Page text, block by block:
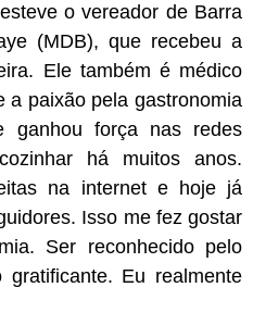
o vereador de Barra
(MDB), que recebeu a
Ele também é médico
a paixão pela gastronomia
ganhou força nas redes
há muitos anos.
na internet e hoje já
Isso me fez gostar
Ser reconhecido pelo
Eu realmente